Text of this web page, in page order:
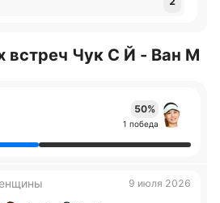
встреч Чук С Й - Ван М
50%
1 победа
9 июля 2026